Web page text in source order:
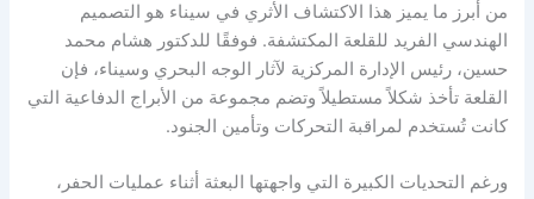
من أبرز ما يميز هذا الاكتشاف الأثري في سيناء هو التصميم
الهندسي الفريد للقلعة المكتشفة. فوفقًا للدكتور هشام محمد
حسين، رئيس الإدارة المركزية لآثار الوجه البحري وسيناء، فإن
القلعة تأخذ شكلاً مستطيلاً وتضم مجموعة من الأبراج الدفاعية التي
كانت تُستخدم لمراقبة التحركات وتأمين الجنود.
ورغم التحديات الكبيرة التي واجهتها البعثة أثناء عمليات الحفر،